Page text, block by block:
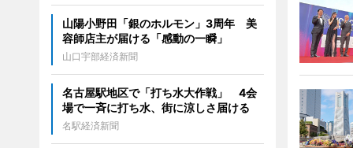
山陽小野田「銀のホルモン」3周年 美
容師店主が届ける「感動の一瞬」
山口宇部経済新聞
名古屋駅地区で「打ち水大作戦」 4会
場で一斉に打ち水、街に涼しさ届ける
名駅経済新聞